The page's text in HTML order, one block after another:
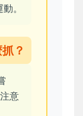
。
？
意